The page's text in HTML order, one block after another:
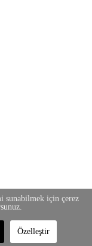
sunabilmek için çerez
Özelleştir